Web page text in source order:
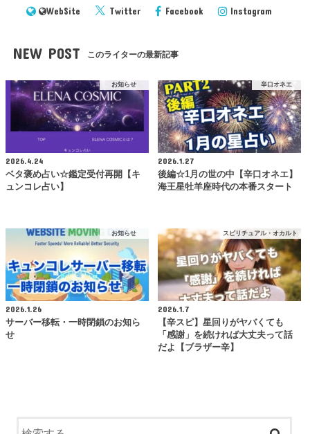
WebSite Twitter Facebook Instagram
NEW POST このライターの最新記事
お知らせ
2026.4.24
ベタ褒め占い☆鑑定受付再開【キ
ュンコレ占い】
辛口オネエ
2026.1.27
後編☆1月の世の中【辛口オネエ】
海王星牡羊座時代の本番スタート
お知らせ
2026.1.26
サーバー移転・一時閉鎖のお知ら
せ
スピリチュアル・オカルト
2026.1.7
【辛スピ】星回りがヤバくても
「感謝」を続ければ大丈夫って話
だよ【ブラザー辛】